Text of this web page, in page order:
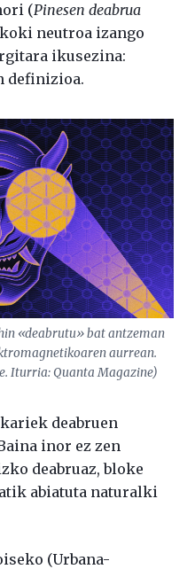
(Pinesen deabrua
neutroa izango
ikusezina:
definizioa.
«deabrutu» bat antzeman
aurrean.
Iturria:Quanta Magazine)
deabruen
inor ez zen
deabruaz, bloke
abiatuta naturalki
(Urbana-